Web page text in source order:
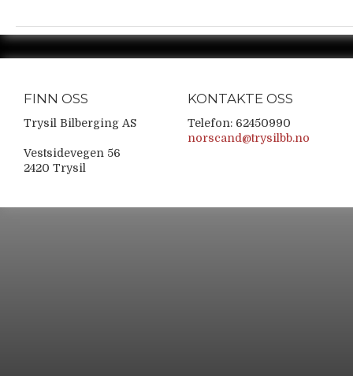
FINN OSS
Trysil Bilberging AS
Vestsidevegen 56
2420 Trysil
KONTAKTE OSS
Telefon: 62450990
norscand@trysilbb.no